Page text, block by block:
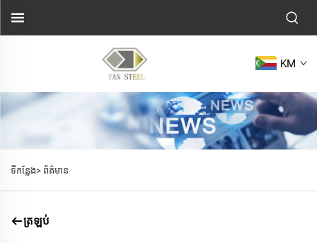
KM
ទីកន្លែង> ព័ត៌មាន
ត្រឡប់